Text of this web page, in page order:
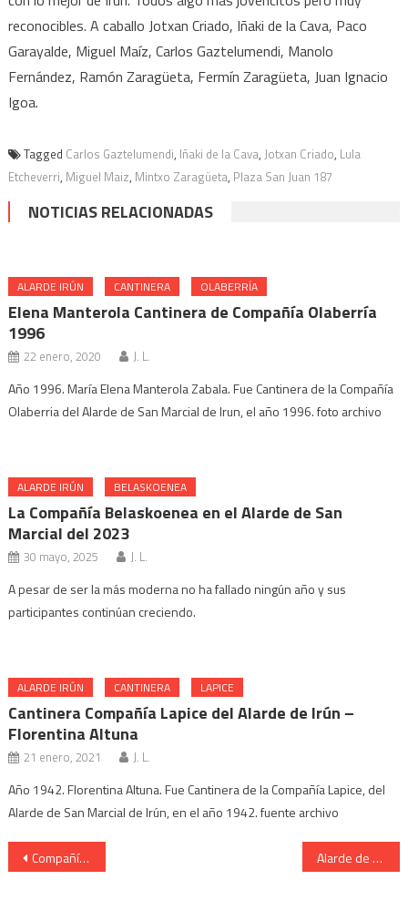
reconocibles. A caballo Jotxan Criado, Iñaki de la Cava, Paco
Garayalde, Miguel Maíz, Carlos Gaztelumendi, Manolo
Fernández, Ramón Zaragüeta, Fermín Zaragüeta, Juan Ignacio
Igoa.
Tagged Carlos Gaztelumendi, Iñaki de la Cava, Jotxan Criado, Lula
Etcheverri, Miguel Maiz, Mintxo Zaragüeta, Plaza San Juan 187
NOTICIAS RELACIONADAS
ALARDE IRÚN CANTINERA OLABERRÍA
Elena Manterola Cantinera de Compañía Olaberría
1996
22 enero, 2020 J. L.
Año 1996. María Elena Manterola Zabala. Fue Cantinera de la Compañía
Olaberria del Alarde de San Marcial de Irun, el año 1996. foto archivo
ALARDE IRÚN BELASKOENEA
La Compañía Belaskoenea en el Alarde de San
Marcial del 2023
30 mayo, 2025 J. L.
A pesar de ser la más moderna no ha fallado ningún año y sus
participantes continúan creciendo.
ALARDE IRÚN CANTINERA LAPICE
Cantinera Compañía Lapice del Alarde de Irún –
Florentina Altuna
21 enero, 2021 J. L.
Año 1942. Florentina Altuna. Fue Cantinera de la Compañía Lapice, del
Alarde de San Marcial de Irún, en el año 1942. fuente archivo
Navegación
Compañía Azken Portu Cantinera Begoña Huerta en San Juan 2010. Alarde de San Marcial de Irun. Cantinera de Caballeria.